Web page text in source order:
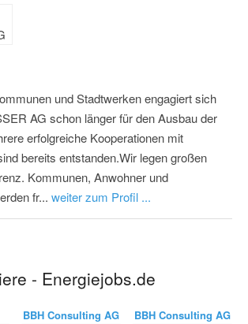
und Stadtwerken engagiert sich
AG schon länger für den Ausbau der
erfolgreiche Kooperationen mit
bereits entstanden.Wir legen großen
Kommunen, Anwohner und
fr... weiter zum Profil ...
- Energiejobs.de
BBH Consulting AG BBH Consulting AG